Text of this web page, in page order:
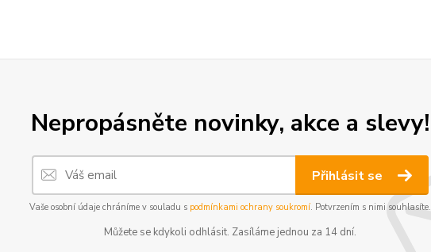
Nepropásněte novinky, akce a slevy!
Přihlásit se
Vaše osobní údaje chráníme v souladu s podmínkami ochrany soukromí. Potvrzením s nimi souhlasíte.
Můžete se kdykoli odhlásit. Zasíláme jednou za 14 dní.